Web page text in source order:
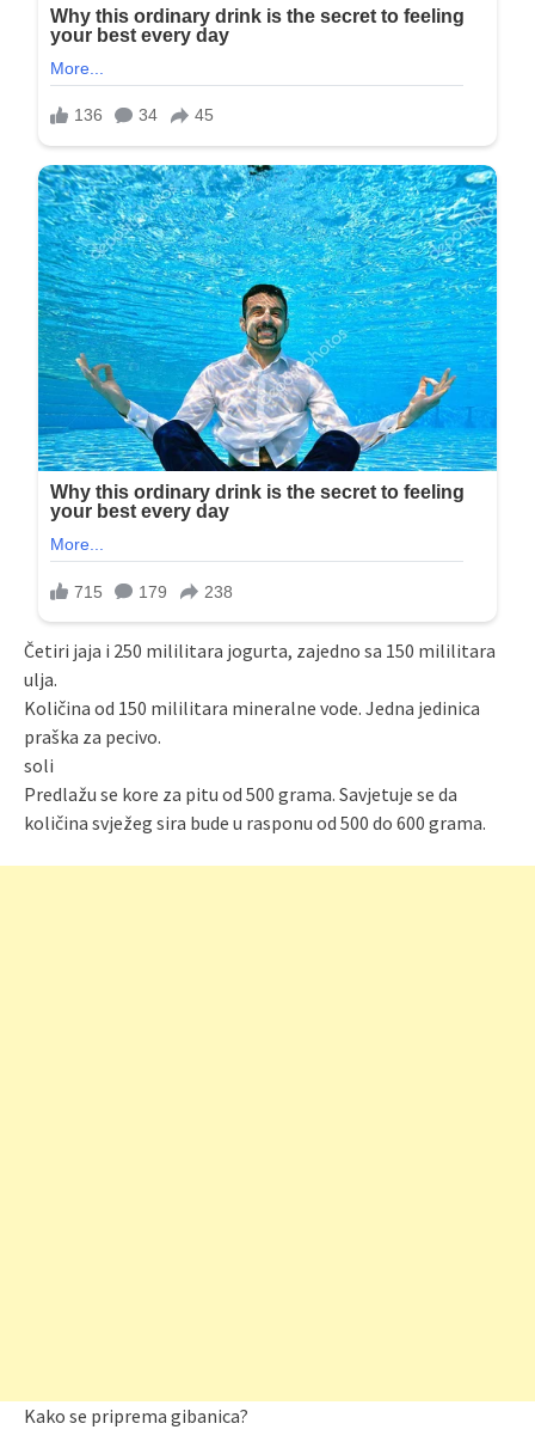
Četiri jaja i 250 mililitara jogurta, zajedno sa 150 mililitara
ulja.
Količina od 150 mililitara mineralne vode. Jedna jedinica
praška za pecivo.
soli
Predlažu se kore za pitu od 500 grama. Savjetuje se da
količina svježeg sira bude u rasponu od 500 do 600 grama.
Kako se priprema gibanica?